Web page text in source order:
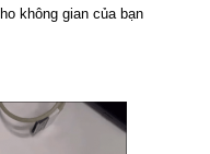
không gian của bạn